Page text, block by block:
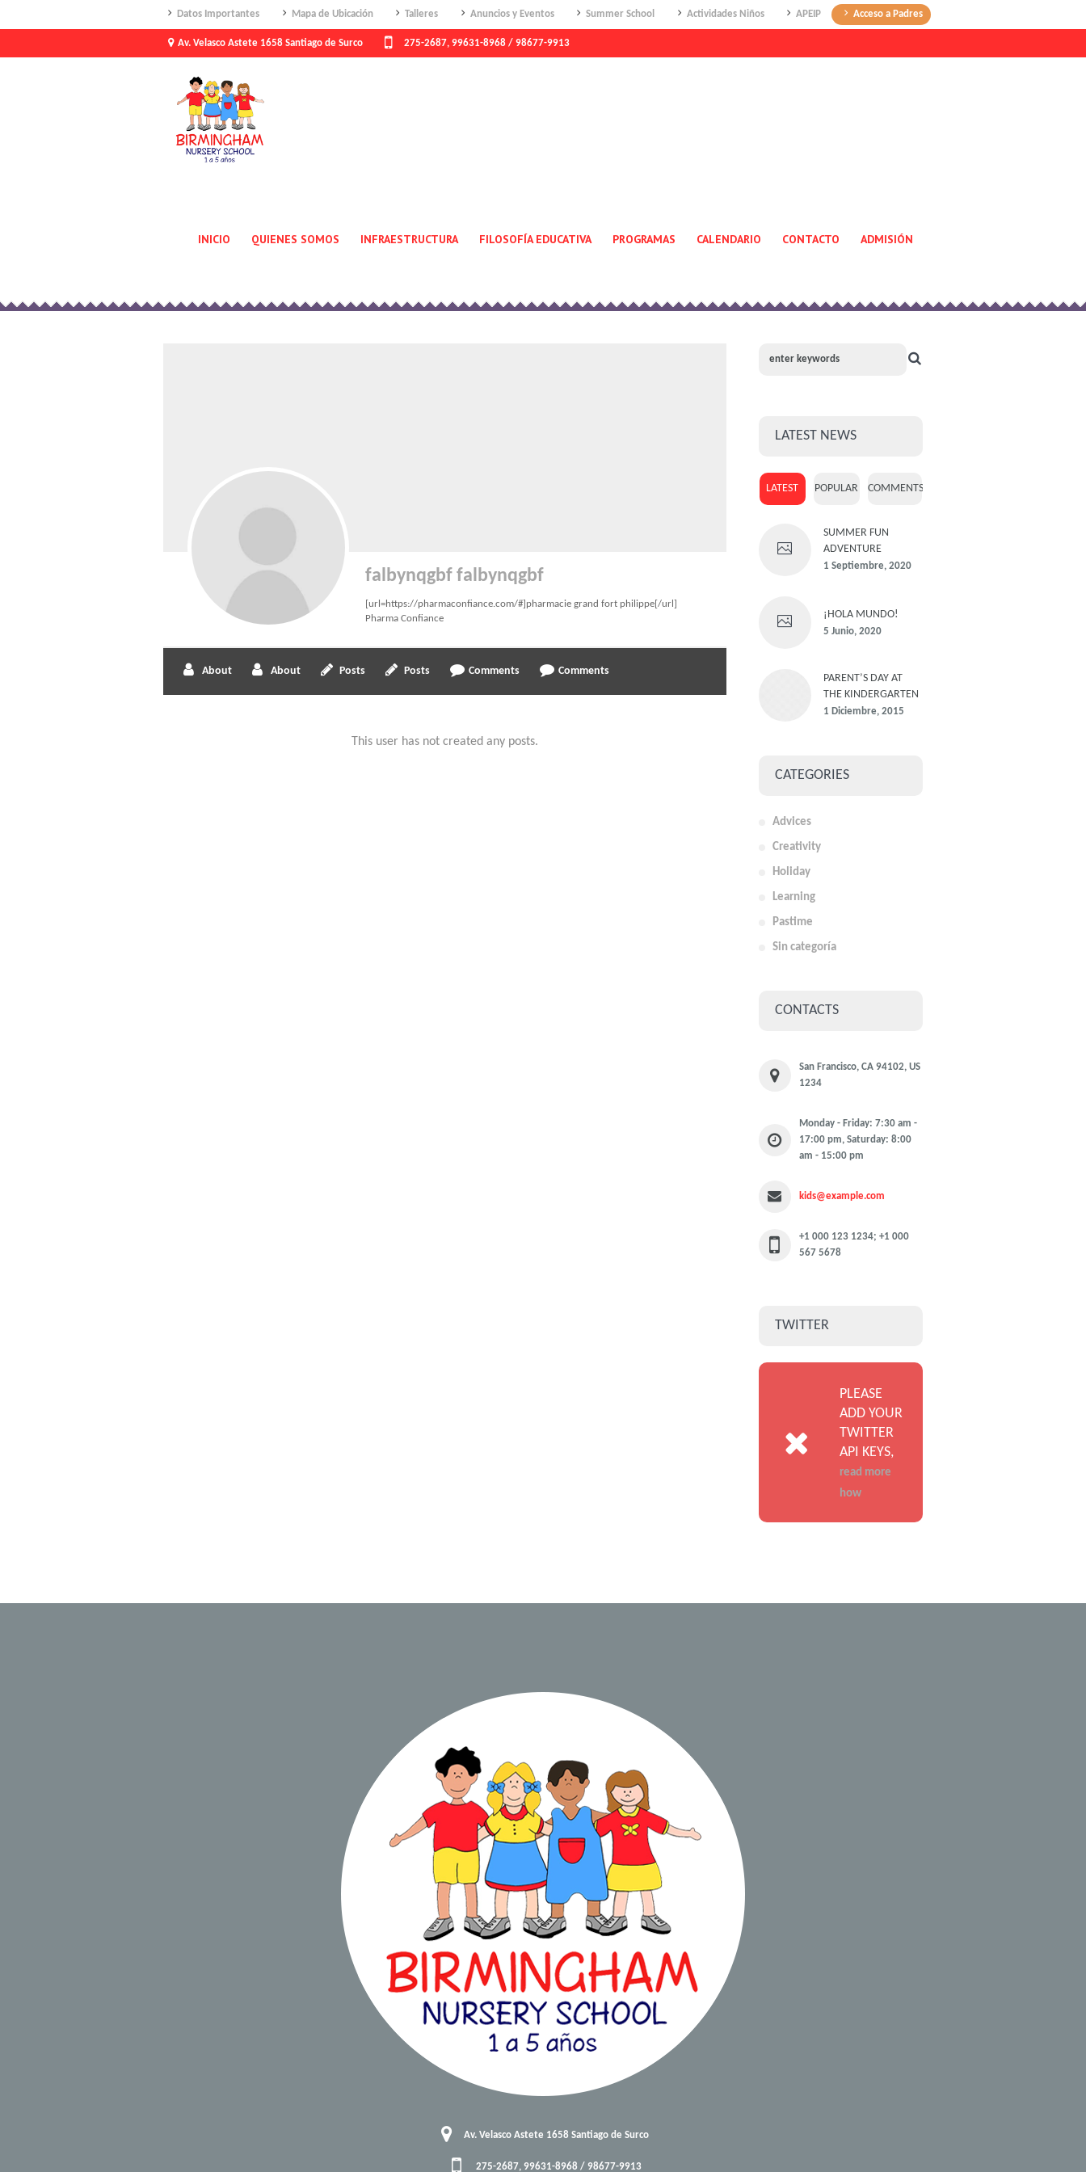
Datos Importantes Mapa de Ubicación Talleres Anuncios y Eventos Summer School Actividades Niños APEIP Acceso a Padres
Av. Velasco Astete 1658 Santiago de Surco 275-2687, 99631-8968 / 98677-9913
INICIO QUIENES SOMOS INFRAESTRUCTURA FILOSOFÍA EDUCATIVA PROGRAMAS CALENDARIO CONTACTO ADMISIÓN
falbynqgbf falbynqgbf
[url=https://pharmaconfiance.com/#]pharmacie grand fort philippe[/url]
Pharma Confiance
About About Posts Posts Comments Comments
This user has not created any posts.
LATEST NEWS
LATEST POPULAR COMMENTS
SUMMER FUN
ADVENTURE
1 Septiembre, 2020
¡HOLA MUNDO!
5 Junio, 2020
PARENT’S DAY AT
THE KINDERGARTEN
1 Diciembre, 2015
CATEGORIES
Advices
Creativity
Holiday
Learning
Pastime
Sin categoría
CONTACTS
San Francisco, CA 94102, US
1234
Monday - Friday: 7:30 am -
17:00 pm, Saturday: 8:00
am - 15:00 pm
kids@example.com
+1 000 123 1234; +1 000
567 5678
TWITTER
PLEASE
ADD YOUR
TWITTER
API KEYS,
read more
how
Av. Velasco Astete 1658 Santiago de Surco
275-2687, 99631-8968 / 98677-9913